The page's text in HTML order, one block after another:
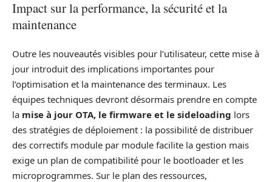
Impact sur la performance, la sécurité et la
maintenance
Outre les nouveautés visibles pour l’utilisateur, cette mise à
jour introduit des implications importantes pour
l’optimisation et la maintenance des terminaux. Les
équipes techniques devront désormais prendre en compte
la mise à jour OTA, le firmware et le sideloading lors
des stratégies de déploiement : la possibilité de distribuer
des correctifs module par module facilite la gestion mais
exige un plan de compatibilité pour le bootloader et les
microprogrammes. Sur le plan des ressources,